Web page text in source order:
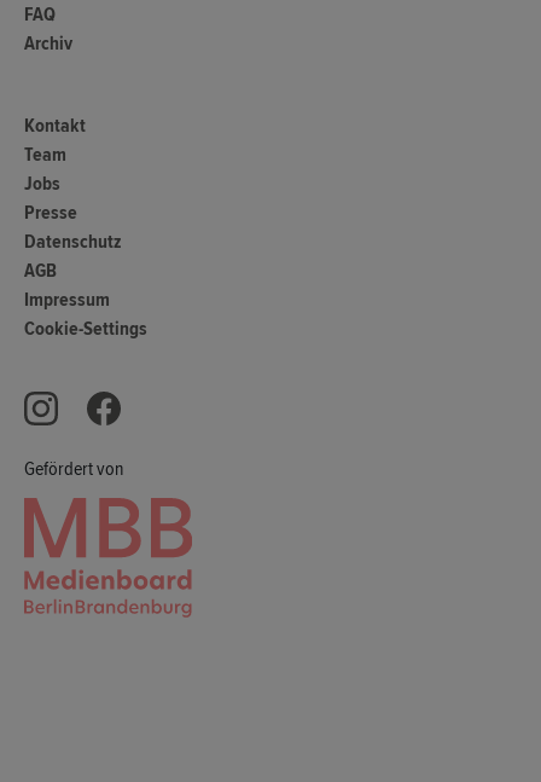
Gefördert von
FAQ
Archiv
Kontakt
Team
Jobs
Presse
Datenschutz
AGB
Impressum
Cookie-Settings